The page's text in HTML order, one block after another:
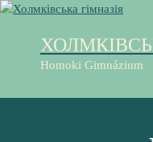
П
т
Homoki Gimnázium